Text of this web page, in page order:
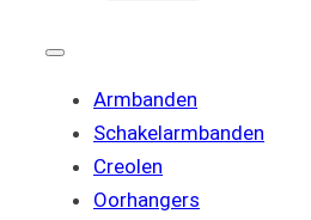
Armbanden
Schakelarmbanden
Creolen
Oorhangers